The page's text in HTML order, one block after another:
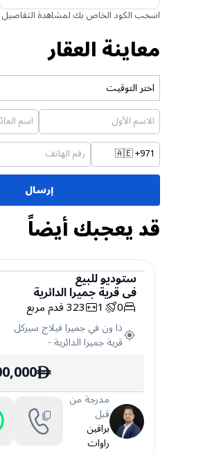
اسحب الكود الخاص بك لمشاهدة التفاصيل
معاينة العقار
اختر التوقيت
🇦🇪+971
إرسال
قد يعجبك أيضاً
ستوديو
ستوديوللبيع
فيقرية جميرا الدائرية
0
1
323قدم مربع
ذا ون في جميرا فيلاج سيركل
قرية جميرا الدائرية -
ê
مدرجة من
قبل
برافين
راوات